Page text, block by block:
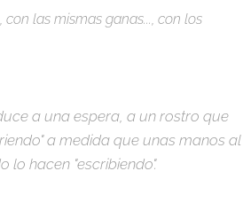
con las mismas ganas..., con los
a una espera, a un rostro que
a medida que unas manos al
lo hacen "escribiendo".